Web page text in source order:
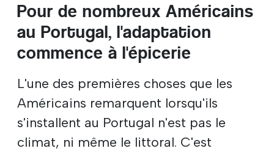
Pour de nombreux Américains
au Portugal, l'adaptation
commence à l'épicerie
L'une des premières choses que les
Américains remarquent lorsqu'ils
s'installent au Portugal n'est pas le
climat, ni même le littoral. C'est